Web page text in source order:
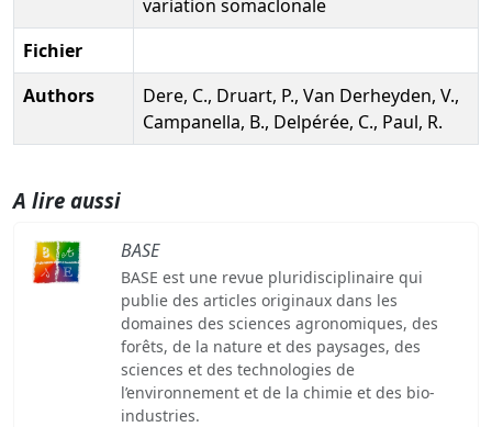
variation somaclonale
Fichier
Authors
Dere, C., Druart, P., Van Derheyden, V.,
Campanella, B., Delpérée, C., Paul, R.
A lire aussi
BASE
BASE est une revue pluridisciplinaire qui
publie des articles originaux dans les
domaines des sciences agronomiques, des
forêts, de la nature et des paysages, des
sciences et des technologies de
l’environnement et de la chimie et des bio-
industries.